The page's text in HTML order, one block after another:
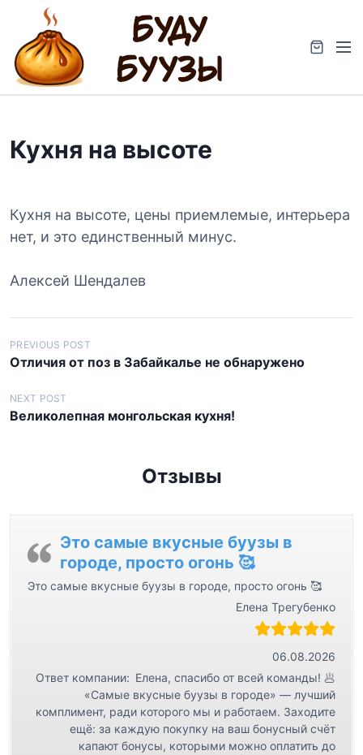
M
Кухня на высоте
Кухня на высоте, цены приемлемые, интерьера
нет, и это единственный минус.
Алексей Шендалев
Н
а
в
и
и
PREVIOUS POST
Отличия от поз в Забайкалье не обнаружено
NEXT POST
Великолепная монгольская кухня!
Отзывы
Это самые вкусные буузы в
городе, просто огонь 🥰
Это самые вкусные буузы в городе, просто огонь 🥰
Елена Трегубенко
06.08.2026
Ответ компании: Елена, спасибо от всей команды! 🥟
«Самые вкусные буузы в городе» — лучший
комплимент, ради которого мы и работаем. Заходите
ещё: за каждую покупку на ваш бонусный счёт
капают бонусы, которыми можно оплатить до